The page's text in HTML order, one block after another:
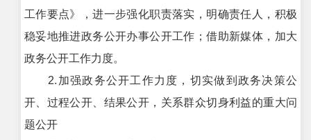
工作要点》，进一步强化职责落实，明确责任人，积极
稳妥地推进政务公开办事公开工作；借助新媒体，加大
政务公开工作力度。
2.加强政务公开工作力度，切实做到政务决策公
开、过程公开、结果公开，关系群众切身利益的重大问
题公开